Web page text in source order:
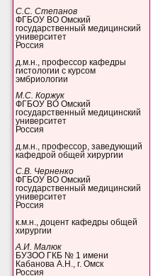
С.С. Степанов
ФГБОУ ВО Омский
государственный медицинский
университет
Россия
д.м.н., профессор кафедры
гистологии с курсом
эмбриологии
М.С. Коржук
ФГБОУ ВО Омский
государственный медицинский
университет
Россия
д.м.н., профессор, заведующий
кафедрой общей хирургии
С.В. Черненко
ФГБОУ ВО Омский
государственный медицинский
университет
Россия
к.м.н., доцент кафедры общей
хирургии
А.И. Малюк
БУЗОО ГКБ № 1 имени
Кабанова А.Н., г. Омск
Россия